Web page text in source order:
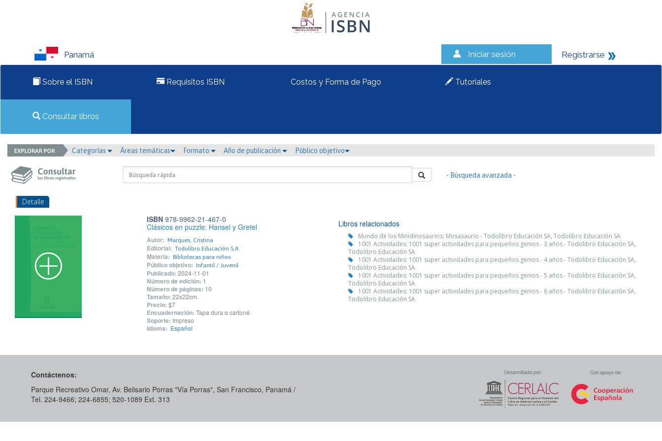
Panamá Iniciar sesión Registrarse
Sobre el ISBN Requisitos ISBN Costos y Forma de Pago Tutoriales
Consultar libros
Categorías Áreas temáticas Formato Año de publicación Público objetivo
- Búsqueda avanzada -
Detalle
ISBN978-9962-21-467-0
Clásicos en puzzle: Hansel y Gretel
Autor: Marques, Cristina
Editorial: Todolibro Educación S.A
Materia: Bibliotecas para niños
Público objetivo: Infantil / Juvenil
Publicado: 2024-11-01
Número de edición: 1
Número de páginas: 10
Tamaño: 22x22cm.
Precio: $7
Encuadernación: Tapa dura o cartoné
Soporte: Impreso
Idioma: Español
Libros relacionados
Mundo de los Minidinosaurios: Mosasaurio - Todolibro Educación SA, Todolibro Educación SA
1001 Actividades: 1001 super actividades para pequeños genios - 3 años - Todolibro Educación SA,
Todolibro Educación SA
1001 Actividades: 1001 super actividades para pequeños genios - 4 años - Todolibro Educación SA,
Todolibro Educación SA
1001 Actividades: 1001 super actividades para pequeños genios - 5 años - Todolibro Educación SA,
Todolibro Educación SA
1001 Actividades: 1001 super actividades para pequeños genios - 6 años - Todolibro Educación SA,
Todolibro Educación SA
Contáctenos:
Parque Recreativo Omar, Av. Belisario Porras "Vía Porras", San Francisco, Panamá /
Tel. 224-9466; 224-6855; 520-1089​ Ext. 313